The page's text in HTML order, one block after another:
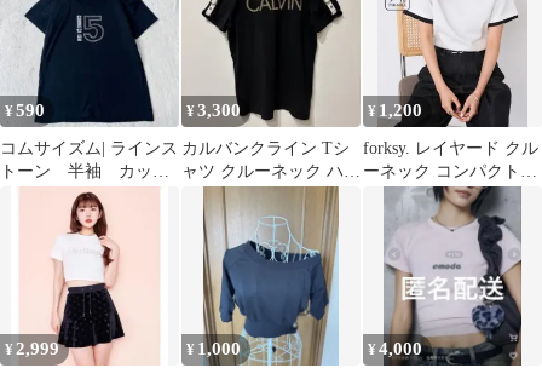
¥590
コムサイズム| ラインス
トーン 半袖 カット
ソー【M】ブラック
¥3,300
カルバンクライン Tシ
ャツ クルーネック ハト
メラインストーン S 黒
¥ 1,200
forksy. レイヤード クル
ーネック コンパクトT
シャツ 2枚セット
¥ 2,999 ¥ 1,000 ¥4,000